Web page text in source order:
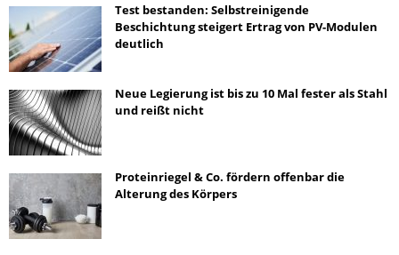
Test bestanden: Selbstreinigende
Beschichtung steigert Ertrag von PV-Modulen
deutlich
Neue Legierung ist bis zu 10 Mal fester als Stahl
und reißt nicht
Proteinriegel & Co. fördern offenbar die
Alterung des Körpers